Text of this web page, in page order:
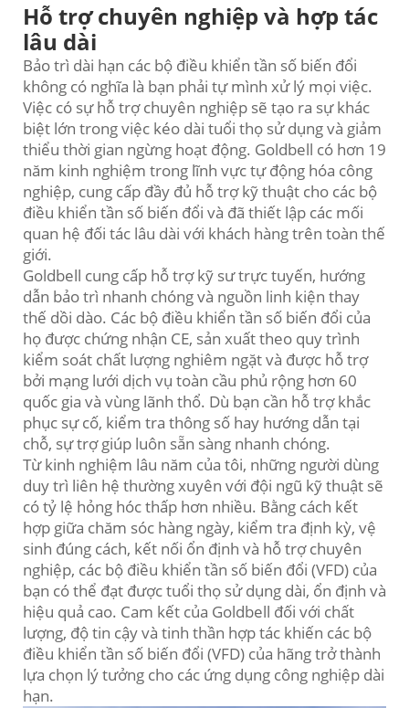
Hỗ trợ chuyên nghiệp và hợp tác
lâu dài
Bảo trì dài hạn các bộ điều khiển tần số biến đổi
không có nghĩa là bạn phải tự mình xử lý mọi việc.
Việc có sự hỗ trợ chuyên nghiệp sẽ tạo ra sự khác
biệt lớn trong việc kéo dài tuổi thọ sử dụng và giảm
thiểu thời gian ngừng hoạt động. Goldbell có hơn 19
năm kinh nghiệm trong lĩnh vực tự động hóa công
nghiệp, cung cấp đầy đủ hỗ trợ kỹ thuật cho các bộ
điều khiển tần số biến đổi và đã thiết lập các mối
quan hệ đối tác lâu dài với khách hàng trên toàn thế
giới.
Goldbell cung cấp hỗ trợ kỹ sư trực tuyến, hướng
dẫn bảo trì nhanh chóng và nguồn linh kiện thay
thế dồi dào. Các bộ điều khiển tần số biến đổi của
họ được chứng nhận CE, sản xuất theo quy trình
kiểm soát chất lượng nghiêm ngặt và được hỗ trợ
bởi mạng lưới dịch vụ toàn cầu phủ rộng hơn 60
quốc gia và vùng lãnh thổ. Dù bạn cần hỗ trợ khắc
phục sự cố, kiểm tra thông số hay hướng dẫn tại
chỗ, sự trợ giúp luôn sẵn sàng nhanh chóng.
Từ kinh nghiệm lâu năm của tôi, những người dùng
duy trì liên hệ thường xuyên với đội ngũ kỹ thuật sẽ
có tỷ lệ hỏng hóc thấp hơn nhiều. Bằng cách kết
hợp giữa chăm sóc hàng ngày, kiểm tra định kỳ, vệ
sinh đúng cách, kết nối ổn định và hỗ trợ chuyên
nghiệp, các bộ điều khiển tần số biến đổi (VFD) của
bạn có thể đạt được tuổi thọ sử dụng dài, ổn định và
hiệu quả cao. Cam kết của Goldbell đối với chất
lượng, độ tin cậy và tinh thần hợp tác khiến các bộ
điều khiển tần số biến đổi (VFD) của hãng trở thành
lựa chọn lý tưởng cho các ứng dụng công nghiệp dài
hạn.